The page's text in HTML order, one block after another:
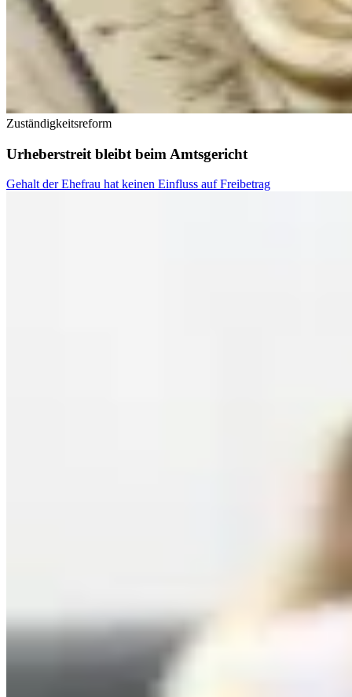
Zuständigkeitsreform
Urheberstreit bleibt beim Amtsgericht
Gehalt der Ehefrau hat keinen Einfluss auf Freibetrag